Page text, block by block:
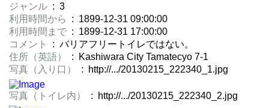
ジャンル : 3
利用時間から
: 1899-12-31 09:00:00
利用時間まで : 1899-12-31 17:00:00
コメント
: バリアフリートイレではない。
住所（英語）
: Kashiwara City Tamatecyo 7-1
写真（入り口）
: http://.../20130215_222340_1.jpg
写真（トイレ内） : http://.../20130215_222340_2.jpg